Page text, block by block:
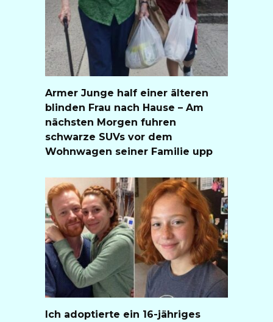
Armer Junge half einer älteren
blinden Frau nach Hause – Am
nächsten Morgen fuhren
schwarze SUVs vor dem
Wohnwagen seiner Familie upp
Ich adoptierte ein 16-jähriges